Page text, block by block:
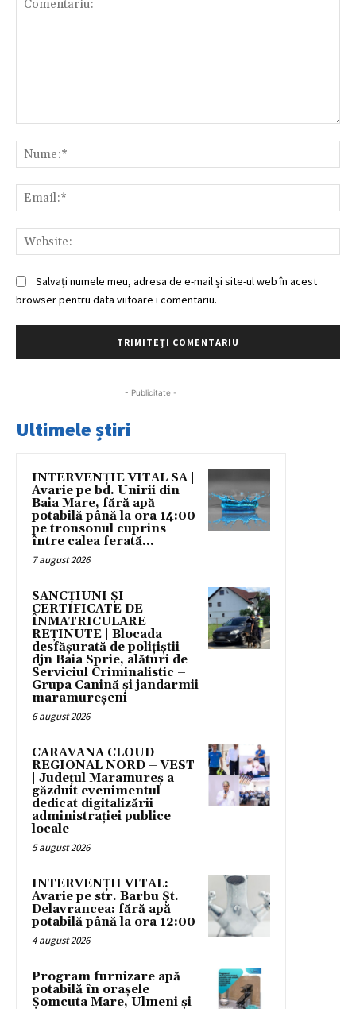
Salvați numele meu, adresa de e-mail și site-ul web în acest
browser pentru data viitoare i comentariu.
- Publicitate -
Ultimele știri
INTERVENȚIE VITAL SA |
Avarie pe bd. Unirii din
Baia Mare, fără apă
potabilă până la ora 14:00
pe tronsonul cuprins
între calea ferată...
7 august 2026
SANCȚIUNI ȘI
CERTIFICATE DE
ÎNMATRICULARE
REȚINUTE | Blocada
desfășurată de polițiștii
djn Baia Sprie, alături de
Serviciul Criminalistic –
Grupa Canină și jandarmii
maramureșeni
6 august 2026
CARAVANA CLOUD
REGIONAL NORD – VEST
| Județul Maramureș a
găzduit evenimentul
dedicat digitalizării
administrației publice
locale
5 august 2026
INTERVENȚII VITAL:
Avarie pe str. Barbu Șt.
Delavrancea: fără apă
potabilă până la ora 12:00
4 august 2026
Program furnizare apă
potabilă în orașele
Șomcuta Mare, Ulmeni și